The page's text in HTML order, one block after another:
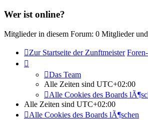
Wer ist online?
Mitglieder in diesem Forum: 0 Mitglieder
Zur Startseite der Zunftmeister
Das Team
Alle Zeiten sind UTC+02:00
Alle Cookies des Boards
Alle Zeiten sind UTC+02:00
Alle Cookies des Boards lÃ¶schen